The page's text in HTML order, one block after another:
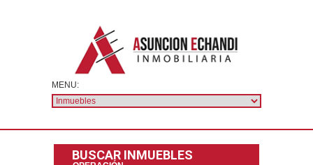
BUSCAR INMUEBLES